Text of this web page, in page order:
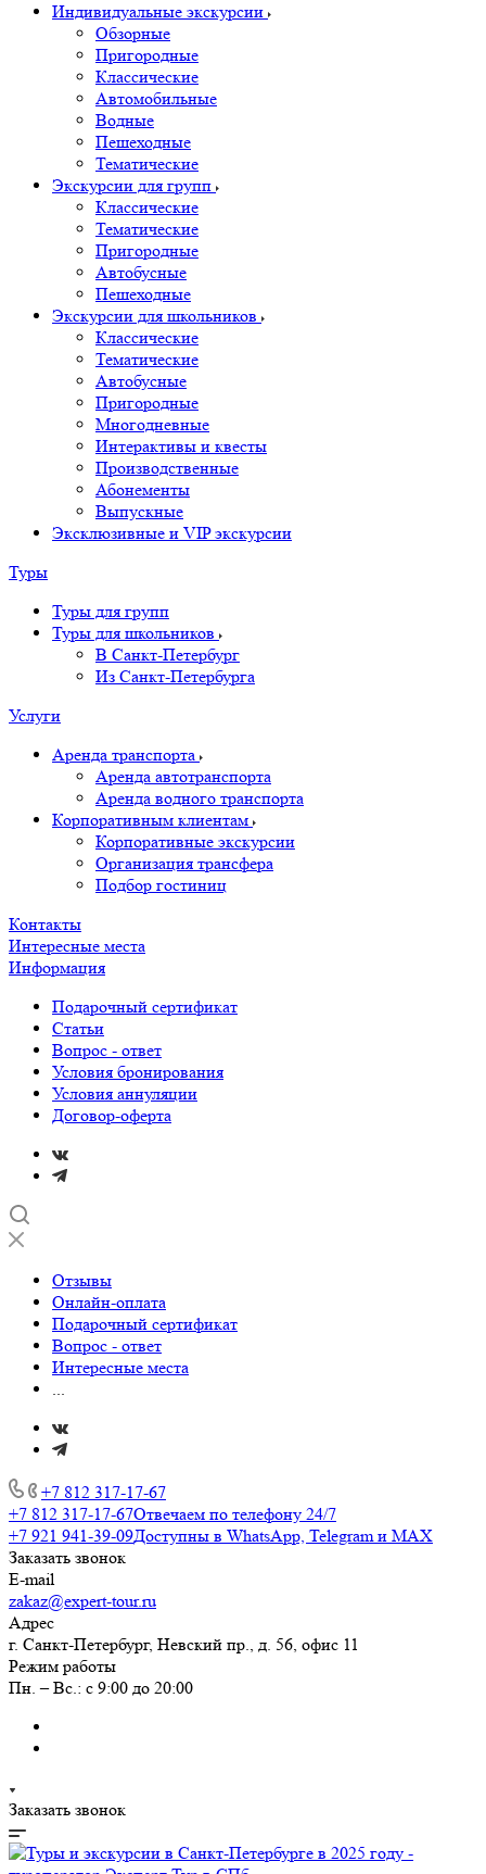
Индивидуальные экскурсии
Обзорные
Пригородные
Классические
Автомобильные
Водные
Пешеходные
Тематические
Экскурсии для групп
Классические
Тематические
Пригородные
Автобусные
Пешеходные
Экскурсии для школьников
Классические
Тематические
Автобусные
Пригородные
Многодневные
Интерактивы и квесты
Производственные
Абонементы
Выпускные
Эксклюзивные и VIP экскурсии
Туры
Туры для групп
Туры для школьников
В Санкт-Петербург
Из Санкт-Петербурга
Услуги
Аренда транспорта
Аренда автотранспорта
Аренда водного транспорта
Корпоративным клиентам
Корпоративные экскурсии
Организация трансфера
Подбор гостиниц
Контакты
Интересные места
Информация
Подарочный сертификат
Статьи
Вопрос - ответ
Условия бронирования
Условия аннуляции
Договор-оферта
Отзывы
Онлайн-оплата
Подарочный сертификат
Вопрос - ответ
Интересные места
...
+7 812 317-17-67
+7 812 317-17-67Отвечаем по телефону 24/7
+7 921 941-39-09Доступны в WhatsApp, Telegram и MAX
Заказать звонок
E-mail
zakaz@expert-tour.ru
Адрес
г. Санкт-Петербург, Невский пр., д. 56, офис 11
Режим работы
Пн. – Вс.: с 9:00 до 20:00
Заказать звонок